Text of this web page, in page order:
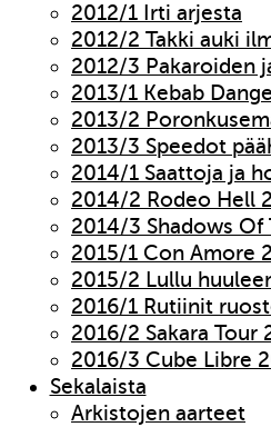
2012/1 Irti arjesta
2012/2 Takki auki
2012/3 Pakaroiden
2013/1 Kebab
2013/2
2013/3 Speedot
2014/1 Saattoja ja
2014/2 Rodeo Hell
2014/3 Shadows Of
2015/1 Con Amore
2015/2 Lullu
2016/1 Rutiinit
2016/2 Sakara Tour
2016/3 Cube Libre
Sekalaista
Arkistojen aarteet